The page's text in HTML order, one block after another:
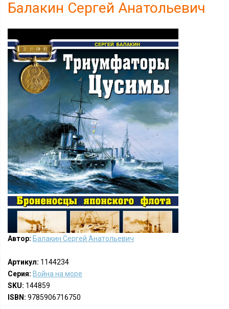
Балакин Сергей Анатольевич
Автор: Балакин Сергей Анатольевич
Артикул: 1144234
Серия: Война на море
SKU: 144859
ISBN: 9785906716750